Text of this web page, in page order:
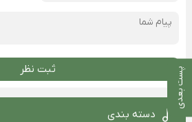
پست بعدی ثبت نظر
دسته بندی